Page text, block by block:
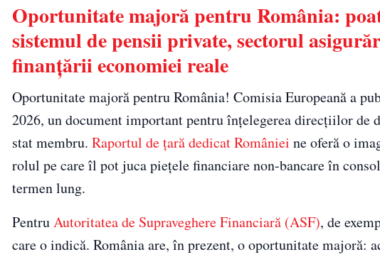
Oportunitate majoră pentru România:
sistemul de pensii private, sectorul
finanțării economiei reale
Oportunitate majoră pentru România! Comisia Europeană a
2026, un document important pentru înțelegerea direcțiilor de
stat membru. Raportul de țară dedicat României ne oferă o
rolul pe care îl pot juca piețele financiare non-bancare în
termen lung.
PentruAutoritatea de Supraveghere Financiară (ASF), de
care o indică. România are, în prezent, o oportunitate majoră: